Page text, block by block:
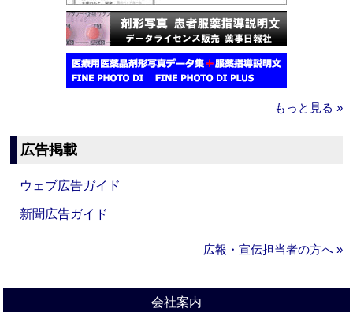
もっと見る »
広告掲載
ウェブ広告ガイド
新聞広告ガイド
広報・宣伝担当者の方へ »
会社案内